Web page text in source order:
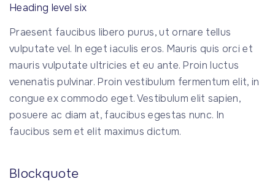
Heading level six
Praesent faucibus libero purus, ut ornare tellus
vulputate vel. In eget iaculis eros. Mauris quis orci et
mauris vulputate ultricies et eu ante. Proin luctus
venenatis pulvinar. Proin vestibulum fermentum elit, in
congue ex commodo eget. Vestibulum elit sapien,
posuere ac diam at, faucibus egestas nunc. In
faucibus sem et elit maximus dictum.
Blockquote